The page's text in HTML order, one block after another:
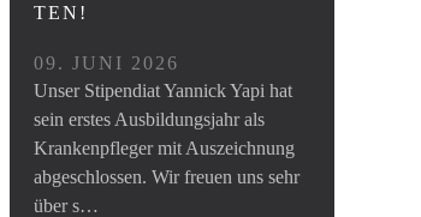
TEN!
09. JUNI 2026
Unser Stipendiat Yannick Yapi hat
sein erstes Ausbildungsjahr als
Krankenpfleger mit Auszeichnung
abgeschlossen. Wir freuen uns sehr
über s…